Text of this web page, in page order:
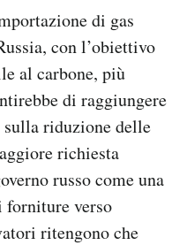
di gas
con l’obiettivo
al carbone, più
di raggiungere
riduzione delle
richiesta
russo come una
verso
ritengono che